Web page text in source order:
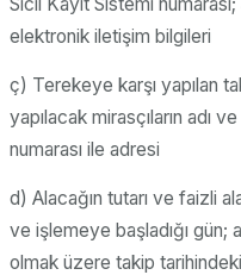
Sicil Kayıt Sistemi
elektronik iletişim bilgileri
ç) Terekeye karşı yapılan
yapılacak mirasçıların adı
numarası ile adresi
d) Alacağın tutarı ve faizli
ve işlemeye başladığı gün;
olmak üzere takip